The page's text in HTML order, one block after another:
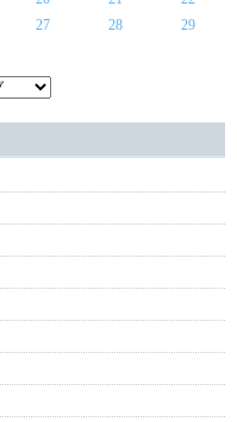
27 28
29